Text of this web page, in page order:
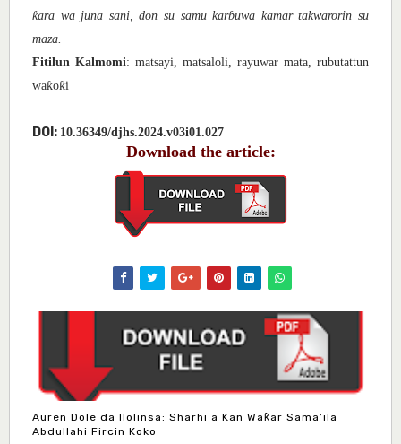
ƙara wa juna sani, don su samu karɓuwa kamar takwarorin su
maza.
Fitilun Kalmomi: matsayi, matsaloli, rayuwar mata, rubutattun
waƙoƙi
DOI: 10.36349/djhs.2024.v03i01.027
Download the article:
Auren Dole da Ilolinsa: Sharhi a Kan Waƙar Sama’ila
Abdullahi Fircin Koko